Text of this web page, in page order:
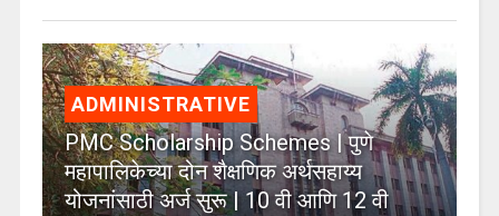
ADMINISTRATIVE
PMC Scholarship Schemes | पुणे
महापालिकेच्या दोन शैक्षणिक अर्थसहाय्य
योजनांसाठी अर्ज सुरू | 10 वी आणि 12 वी